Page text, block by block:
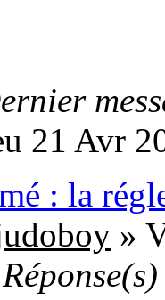
21 Avr
: la
»
Réponse(s)